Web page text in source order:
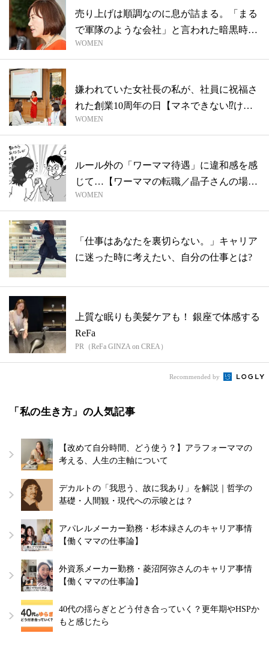
売り上げは順調なのに息が詰まる。「まる
で軍隊のような会社」と言われた暗黒時代
【マ...
WOMEN
嫌われていた女社長の私が、社員に祝福さ
れた創業10周年の日【マネできない⁉け
ど、...
WOMEN
ルール外の「ワーママ待遇」に違和感を感
じて…【ワーママの転職／晶子さんの場
合・前...
WOMEN
「仕事はあなたを裏切らない。」キャリア
に迷った時に考えたい、自分の仕事とは?
上質な眠りも美髪ケアも！ 銀座で体感する
ReFa
PR（ReFa GINZA on CREA）
Recommended by
「私の生き方」の人気記事
【改めて自分時間、どう使う？】アラフォーママの
考える、人生の主軸について
デカルトの「我思う、故に我あり」を解説｜哲学の
基礎・人間観・現代への示唆とは？
アパレルメーカー勤務・杉本緑さんのキャリア事情
【働くママの仕事論】
外資系メーカー勤務・菱沼阿弥さんのキャリア事情
【働くママの仕事論】
40代の揺らぎとどう付き合っていく？更年期やHSPか
もと感じたら